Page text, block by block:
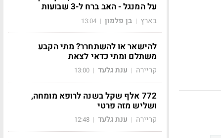
על המנגל - האב ברח ל-3 שבועות
בארץ | בן פלמון |
13:04
להישאר או להשתחרר? מתי הקבע
משתלם ומתי כדאי לצאת
קריירה | ענת גלעד |
13:00
772 אלף שקל בשנה לרופא מומחה,
ושליש מזה פרטי
קריירה | ענת גלעד |
12:48